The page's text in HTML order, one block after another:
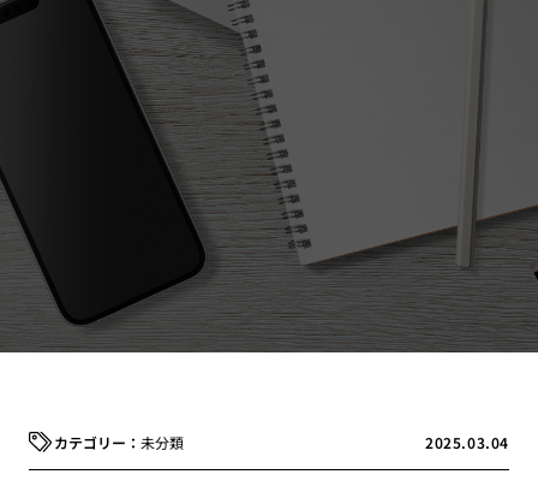
2025.03.04
未分類